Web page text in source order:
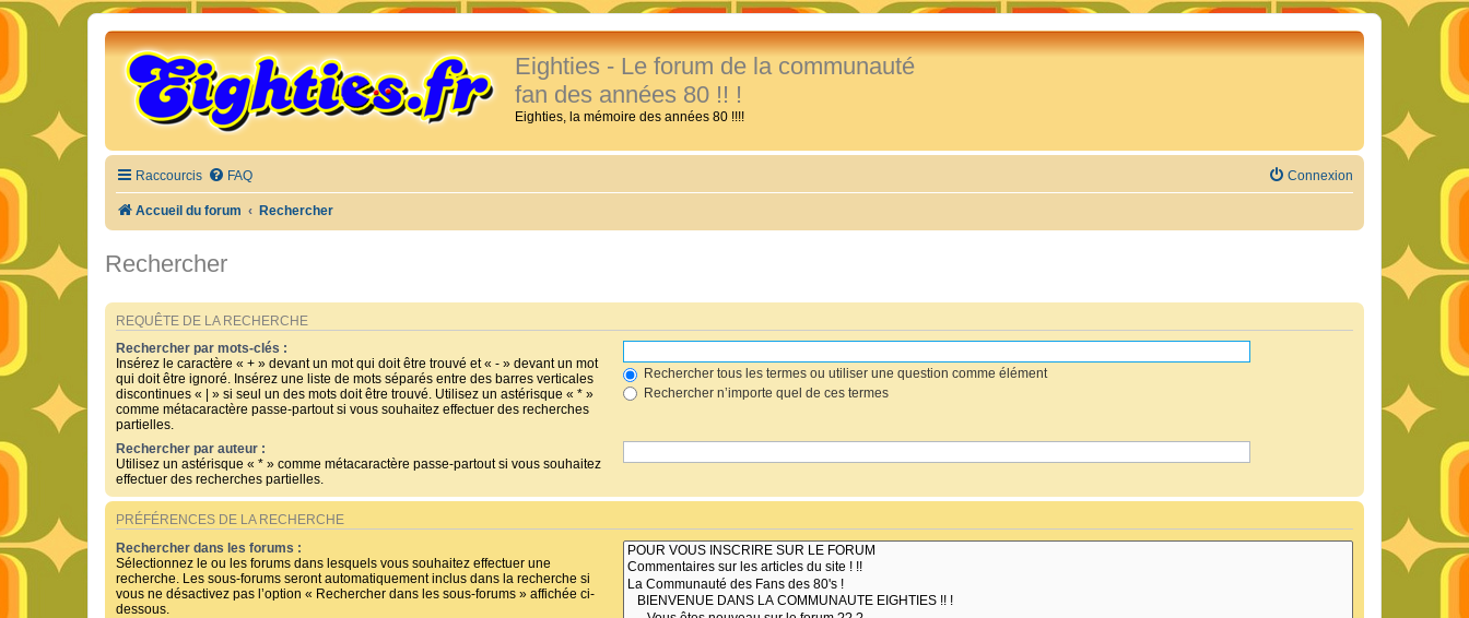
Eighties - Le forum de la communauté
fan des années 80 !! !
Eighties, la mémoire des années 80 !!!!
Raccourcis FAQ Connexion
Accueil du forum Rechercher
Rechercher
REQUÊTE DE LA RECHERCHE
Rechercher par mots-clés :
Insérez le caractère « + » devant un mot qui doit être trouvé et « - » devant un mot
qui doit être ignoré. Insérez une liste de mots séparés entre des barres verticales
discontinues « | » si seul un des mots doit être trouvé. Utilisez un astérisque « * »
comme métacaractère passe-partout si vous souhaitez effectuer des recherches
partielles.
Rechercher tous les termes ou utiliser une question comme élément
Rechercher n’importe quel de ces termes
Rechercher par auteur :
Utilisez un astérisque « * » comme métacaractère passe-partout si vous souhaitez
effectuer des recherches partielles.
PRÉFÉRENCES DE LA RECHERCHE
Rechercher dans les forums :
Sélectionnez le ou les forums dans lesquels vous souhaitez effectuer une
recherche. Les sous-forums seront automatiquement inclus dans la recherche si
vous ne désactivez pas l’option « Rechercher dans les sous-forums » affichée ci-
dessous.